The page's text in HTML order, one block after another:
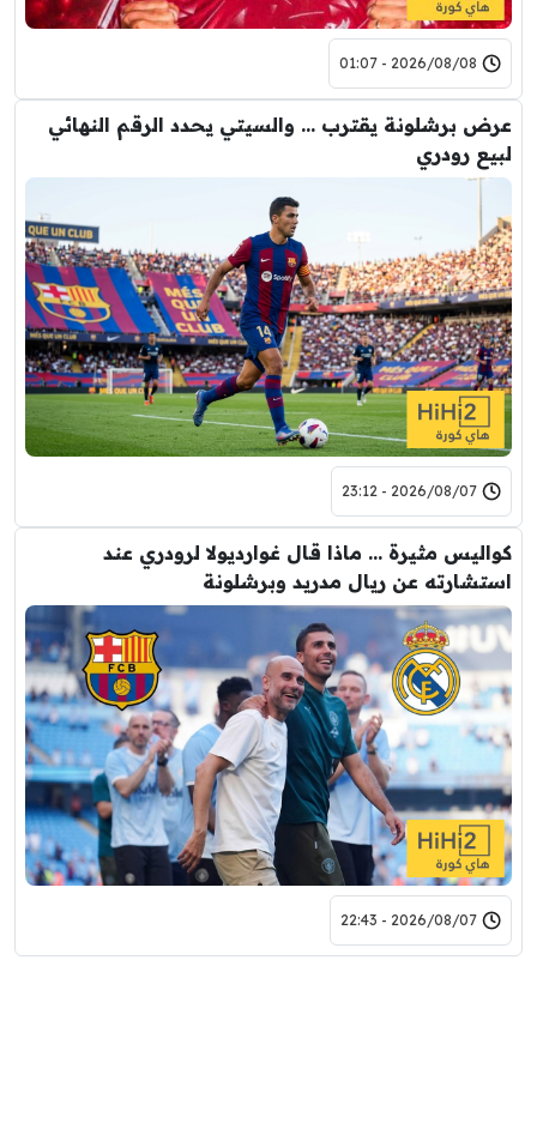
2026/08/08 - 01:07
عرض برشلونة يقترب … والسيتي يحدد الرقم النهائي
لبيع رودري
2026/08/07 - 23:12
كواليس مثيرة … ماذا قال غوارديولا لرودري عند
استشارته عن ريال مدريد وبرشلونة
2026/08/07 - 22:43